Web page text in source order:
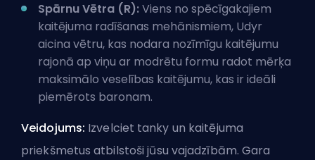
Spārnu Vētra (R):Viens no spēcīgakajiem
kaitējuma radīšanas mehānismiem, Udyr
aicina vētru, kas nodara nozīmīgu kaitējumu
rajonā ap viņu ar modrētu formu radot mērķa
maksimālo veselības kaitējumu, kas ir ideāli
piemērots baronam.
Veidojums: Izvelciet tanky un kaitējuma
priekšmetus atbilstoši jūsu vajadzībām. Gara